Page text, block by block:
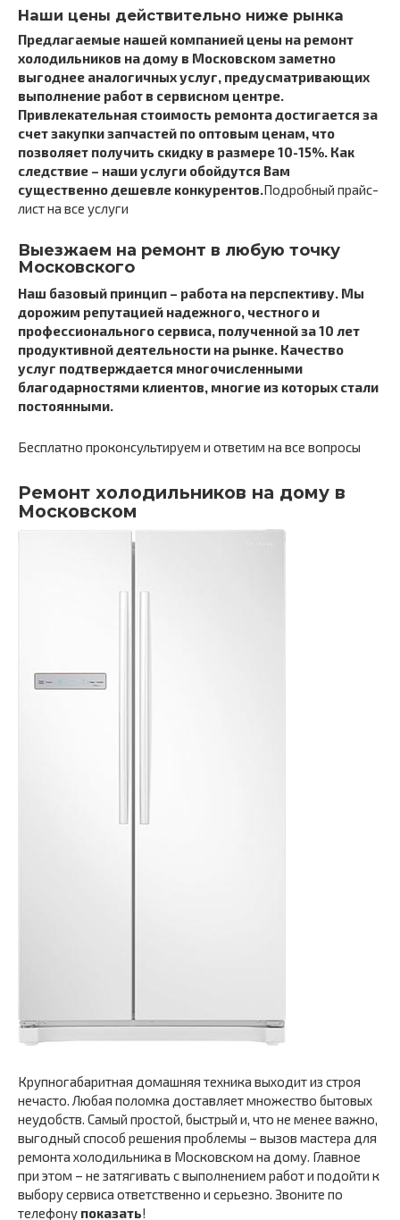
Наши цены действительно ниже рынка
Предлагаемые нашей компанией цены на ремонт
холодильников на дому в Московском заметно
выгоднее аналогичных услуг, предусматривающих
выполнение работ в сервисном центре.
Привлекательная стоимость ремонта достигается за
счет закупки запчастей по оптовым ценам, что
позволяет получить скидку в размере 10-15%. Как
следствие – наши услуги обойдутся Вам
существенно дешевле конкурентов.Подробный прайс-
лист на все услуги
Выезжаем на ремонт в любую точку
Московского
Наш базовый принцип – работа на перспективу. Мы
дорожим репутацией надежного, честного и
профессионального сервиса, полученной за 10 лет
продуктивной деятельности на рынке. Качество
услуг подтверждается многочисленными
благодарностями клиентов, многие из которых стали
постоянными.
Бесплатно проконсультируем и ответим на все вопросы
Ремонт холодильников на дому в
Московском
Крупногабаритная домашняя техника выходит из строя
нечасто. Любая поломка доставляет множество бытовых
неудобств. Самый простой, быстрый и, что не менее важно,
выгодный способ решения проблемы – вызов мастера для
ремонта холодильника в Московском на дому. Главное
при этом – не затягивать с выполнением работ и подойти к
выбору сервиса ответственно и серьезно. Звоните по
телефону показать!